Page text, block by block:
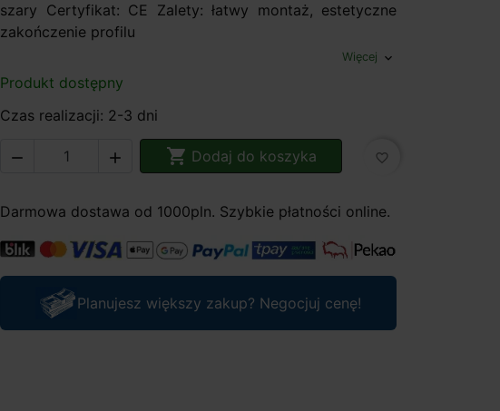
szary Certyfikat: CE Zalety: łatwy montaż, estetyczne
zakończenie profilu
Więcej expand_more
Produkt dostępny
Czas realizacji: 2-3 dni
   Dodaj do koszyka favorite_border
Darmowa dostawa od 1000pln. Szybkie płatności online.
Planujesz większy zakup? Negocjuj cenę!